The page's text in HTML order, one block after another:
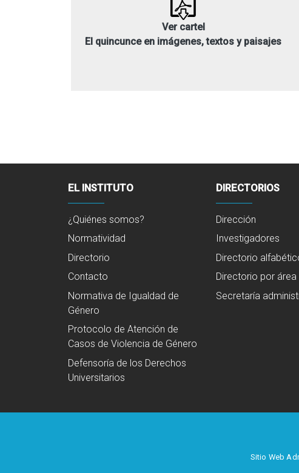
Ver cartel
El quincunce en imágenes, textos y paisajes
EL INSTITUTO
¿Quiénes somos?
Normatividad
Directorio
Contacto
Normativa de Igualdad de
Género
Protocolo de Atención de
Casos de Violencia de Género
Defensoría de los Derechos
Universitarios
DIRECTORIOS
Dirección
Investigadores
Directorio
Directorio por área
Secretaría
Sitio Web